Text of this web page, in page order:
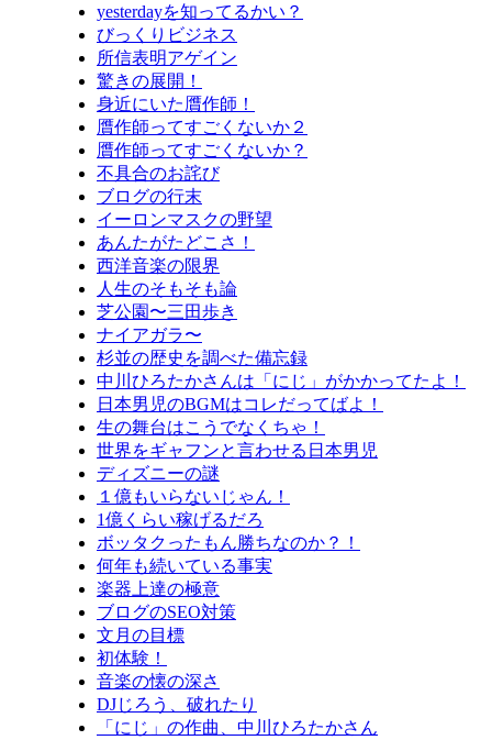
yesterdayを知ってるかい？
びっくりビジネス
所信表明アゲイン
驚きの展開！
身近にいた贋作師！
贋作師ってすごくないか２
贋作師ってすごくないか？
不具合のお詫び
ブログの行末
イーロンマスクの野望
あんたがたどこさ！
西洋音楽の限界
人生のそもそも論
芝公園〜三田歩き
ナイアガラ〜
杉並の歴史を調べた備忘録
中川ひろたかさんは「にじ」がかかってたよ！
日本男児のBGMはコレだってばよ！
生の舞台はこうでなくちゃ！
世界をギャフンと言わせる日本男児
ディズニーの謎
１億もいらないじゃん！
1億くらい稼げるだろ
ボッタクったもん勝ちなのか？！
何年も続いている事実
楽器上達の極意
ブログのSEO対策
文月の目標
初体験！
音楽の懐の深さ
DJじろう、破れたり
「にじ」の作曲、中川ひろたかさん